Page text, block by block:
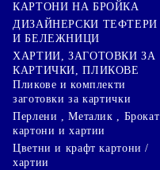
КАРТОНИ НА БРОЙКА
ДИЗАЙНЕРСКИ ТЕФТЕРИ
И БЕЛЕЖНИЦИ
ХАРТИИ, ЗАГОТОВКИ ЗА
КАРТИЧКИ, ПЛИКОВЕ
Пликове и комплекти
заготовки за картички
Перлени , Металик , Брокат
картони и хартии
Цветни и крафт картони /
хартии